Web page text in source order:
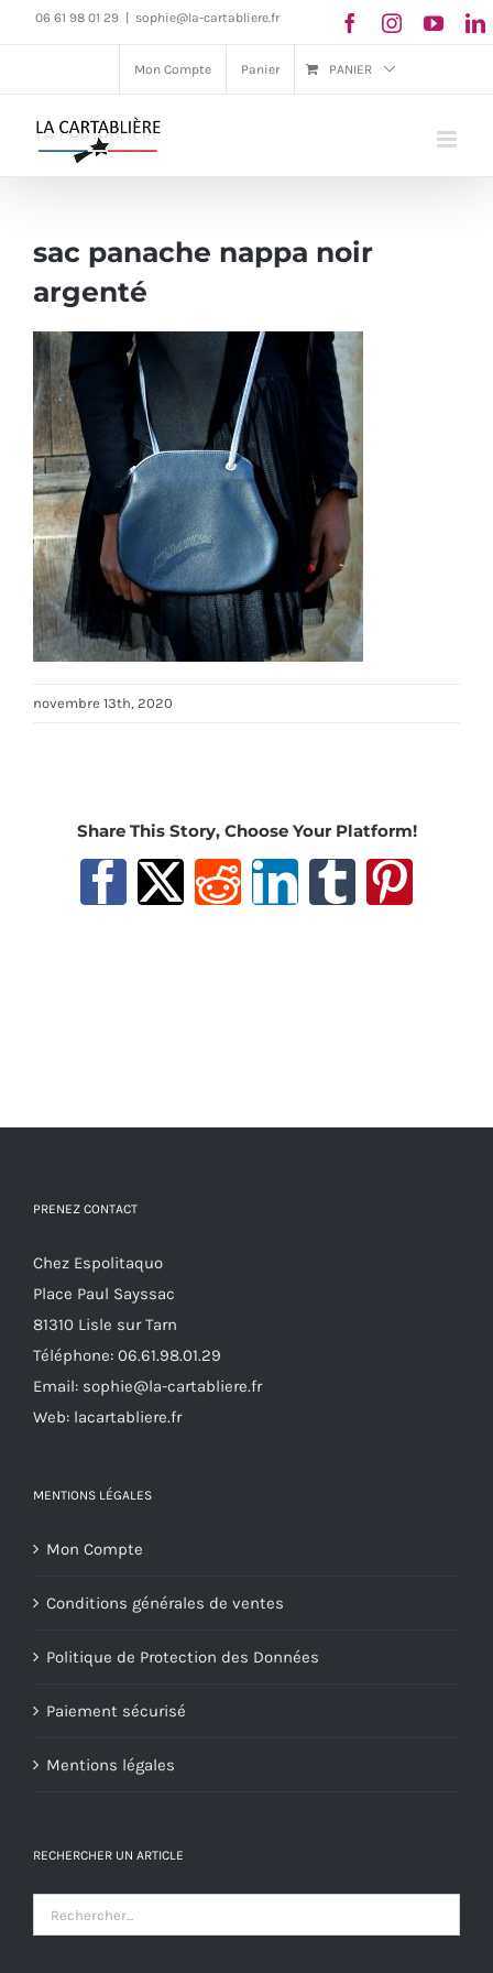
Passer06 61 98 01 29 sophie@la-cartabliere.fr
Mon Compte Panier PANIER
sac panache nappa noir
argenté
novembre 13th, 2020
Share This Story, Choose Your Platform!
Facebook
X RedditLinkedIn
Tumblr
PRENEZ CONTACT
Chez Espolitaquo
Place Paul Sayssac
81310 Lisle sur Tarn
Téléphone: 06.61.98.01.29
Email: sophie@la-cartabliere.fr
Web: lacartabliere.fr
MENTIONS LÉGALES
Mon Compte
Conditions générales de ventes
Politique de Protection des Données
Paiement sécurisé
Mentions légales
RECHERCHER UN ARTICLE